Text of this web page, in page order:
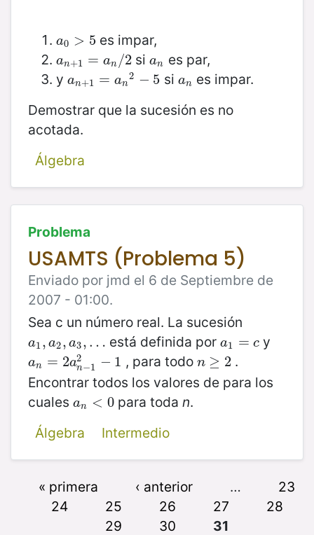
a0 > 5
a0 >5 es impar,
an+1 = an /2
an+1 =an/2 sian
an es par,
y an+1 = an
2 − 5
an+1 =an2−5 si an
an es impar.
Demostrar que la sucesión es no
acotada.
Álgebra
Problema
USAMTS (Problema 5)
Enviado por jmd el 6 de Septiembre de
2007 - 01:00.
Sea c un número real. La sucesión
a1, a2, a3, …
a1 ,a2,a3,… está definida pora1 = c
a1 =c y
an = 2a2
n−1 − 1
an =2 an− 12 −1 , para todo n ≥ 2
n≥2
.
Encontrar todos los valores de para los
cuales an < 0
an <0 para toda n.
Álgebra
Intermedio
« primera ‹ anterior …
23
24
25 26 27
28
29
30 31